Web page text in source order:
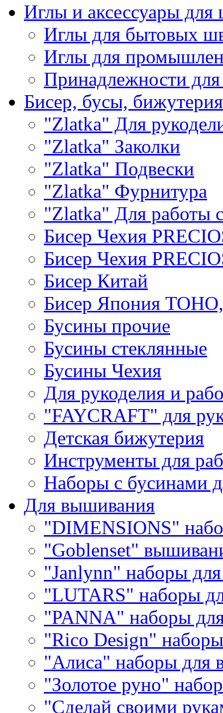
Иглы и аксессуары
Иглы для бытовых
Иглы для
Принадлежности
Бисер, бусы, бижутерия
"Zlatka" Для
"Zlatka" Заколки
"Zlatka" Подвески
"Zlatka" Фурнитура
"Zlatka" Для работы
Бисер Чехия
Бисер Чехия
Бисер Китай
Бисер Япония
Бусины прочие
Бусины стеклянные
Бусины Чехия
Для рукоделия и
"FAYCRAFT" для
Детская бижутерия
Инструменты для
Наборы с бусинами
Для вышивания
"DIMENSIONS"
"Goblenset"
"Janlynn" наборы
"LUTARS" наборы
"PANNA" наборы
"Rico Design"
"Алиса" наборы для
"Золотое руно"
"Сделай своими